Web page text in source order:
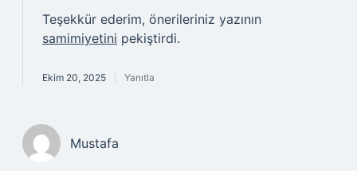
Teşekkür ederim, önerileriniz yazının
samimiyetini pekiştirdi.
Ekim 20, 2025 Yanıtla
Mustafa